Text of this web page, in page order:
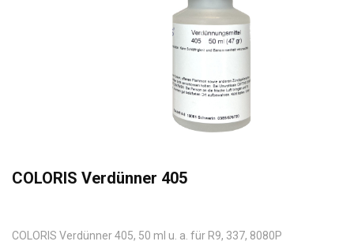
COLORIS Verdünner 405
COLORIS Verdünner 405, 50 ml u. a. für R9, 337, 8080P